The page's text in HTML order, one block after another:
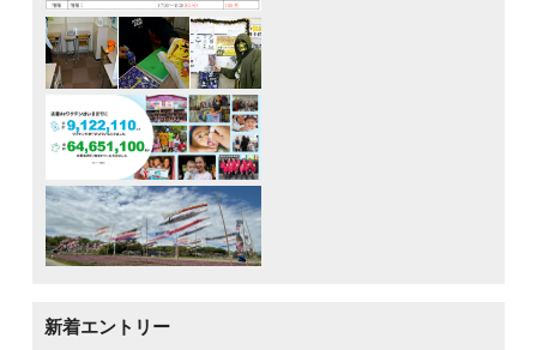
新着エントリー